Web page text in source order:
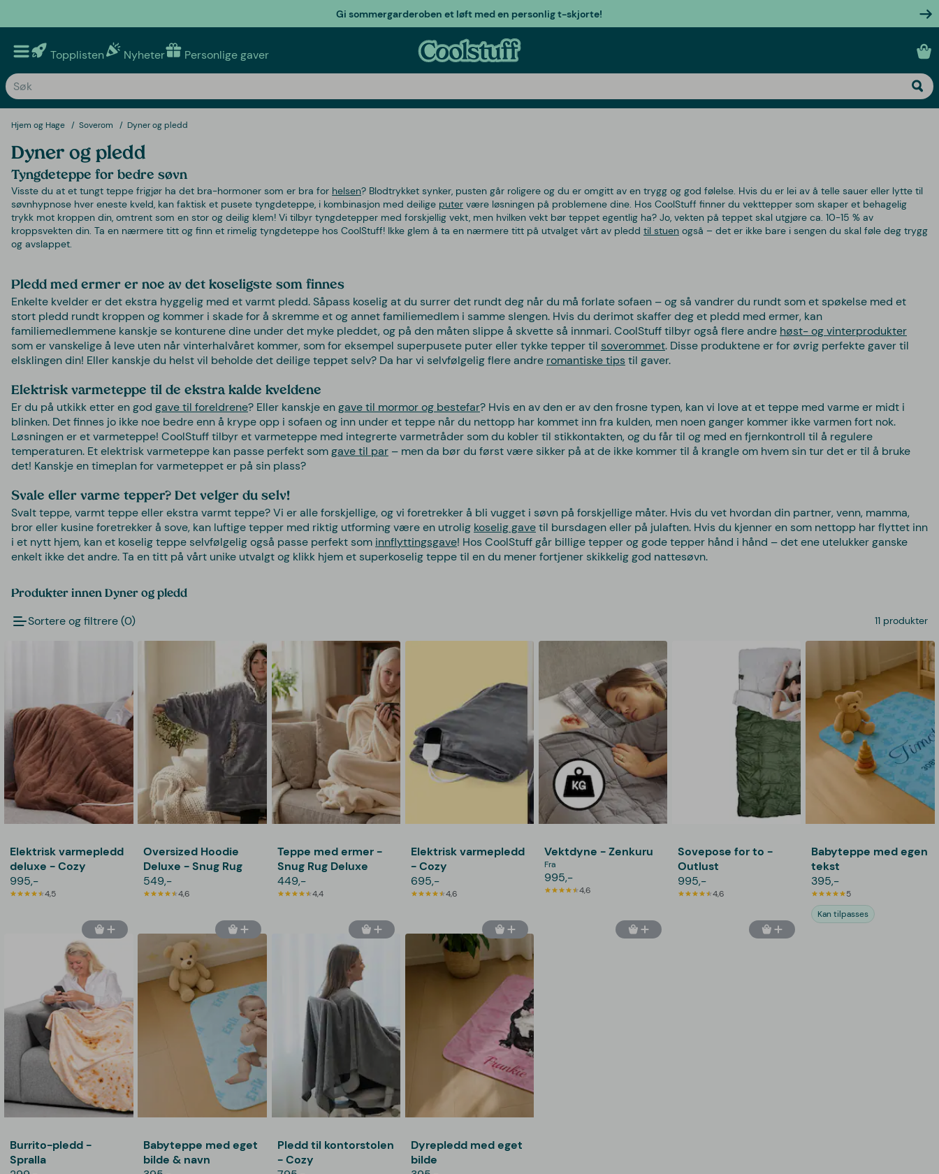
Gi sommergarderoben et løft med en personlig t-skjorte!
Topplisten Nyheter Personlige gaver
Hjem og Hage Soverom Dyner og pledd
Dyner og pledd
Tyngdeteppe for bedre søvn
Visste du at et tungt teppe frigjør ha det bra-hormoner som er bra for helsen? Blodtrykket synker, pusten går roligere og du er omgitt av en trygg og god følelse. Hvis du er lei av å telle sauer eller lytte til
søvnhypnose hver eneste kveld, kan faktisk et pusete tyngdeteppe, i kombinasjon med deilige puter være løsningen på problemene dine. Hos CoolStuff finner du vekttepper som skaper et behagelig
trykk mot kroppen din, omtrent som en stor og deilig klem! Vi tilbyr tyngdetepper med forskjellig vekt, men hvilken vekt bør teppet egentlig ha? Jo, vekten på teppet skal utgjøre ca. 10-15 % av
kroppsvekten din. Ta en nærmere titt og finn et rimelig tyngdeteppe hos CoolStuff! Ikke glem å ta en nærmere titt på utvalget vårt av pledd til stuen også – det er ikke bare i sengen du skal føle deg trygg
og avslappet.
Pledd med ermer er noe av det koseligste som finnes
Enkelte kvelder er det ekstra hyggelig med et varmt pledd. Såpass koselig at du surrer det rundt deg når du må forlate sofaen – og så vandrer du rundt som et spøkelse med et
stort pledd rundt kroppen og kommer i skade for å skremme et og annet familiemedlem i samme slengen. Hvis du derimot skaffer deg et pledd med ermer, kan
familiemedlemmene kanskje se konturene dine under det myke pleddet, og på den måten slippe å skvette så innmari. CoolStuff tilbyr også flere andre høst- og vinterprodukter
som er vanskelige å leve uten når vinterhalvåret kommer, som for eksempel superpusete puter eller tykke tepper til soverommet. Disse produktene er for øvrig perfekte gaver til
elsklingen din! Eller kanskje du helst vil beholde det deilige teppet selv? Da har vi selvfølgelig flere andre romantiske tipstil gaver.
Elektrisk varmeteppe til de ekstra kalde kveldene
Er du på utkikk etter en god gave til foreldrene? Eller kanskje engave til mormor og bestefar? Hvis en av den er av den frosne typen, kan vi love at et teppe med varme er midt i
blinken. Det finnes jo ikke noe bedre enn å krype opp i sofaen og inn under et teppe når du nettopp har kommet inn fra kulden, men noen ganger kommer ikke varmen fort nok.
Løsningen er et varmeteppe! CoolStuff tilbyr et varmeteppe med integrerte varmetråder som du kobler til stikkontakten, og du får til og med en fjernkontroll til å regulere
temperaturen. Et elektrisk varmeteppe kan passe perfekt somgave til par – men da bør du først være sikker på at de ikke kommer til å krangle om hvem sin tur det er til å bruke
det! Kanskje en timeplan for varmeteppet er på sin plass?
Svale eller varme tepper? Det velger du selv!
Svalt teppe, varmt teppe eller ekstra varmt teppe? Vi er alle forskjellige, og vi foretrekker å bli vugget i søvn på forskjellige måter. Hvis du vet hvordan din partner, venn, mamma,
bror eller kusine foretrekker å sove, kan luftige tepper med riktig utforming være en utrolig koselig gavetil bursdagen eller på julaften. Hvis du kjenner en som nettopp har flyttet inn
i et nytt hjem, kan et koselig teppe selvfølgelig også passe perfekt som innflyttingsgave! Hos CoolStuff går billige tepper og gode tepper hånd i hånd – det ene utelukker ganske
enkelt ikke det andre. Ta en titt på vårt unike utvalgt og klikk hjem et superkoselig teppe til en du mener fortjener skikkelig god nattesøvn.
Produkter innen Dyner og pledd
Sortere og filtrere (0) 11 produkter
Elektrisk varmepledd
deluxe - Cozy
995,-
4,5
Oversized Hoodie
Deluxe - Snug Rug
549,-
4,6
Teppe med ermer -
Snug Rug Deluxe
449,-
4,4
Elektrisk varmepledd
- Cozy
695,-
4,6
Vektdyne - Zenkuru
Fra
995,-
4,6
Sovepose for to -
Outlust
995,-
4,6
Babyteppe med egen
tekst
395,-
5
Kan tilpasses
Burrito-pledd -
Spralla
Babyteppe med eget
bilde & navn
Pledd til kontorstolen
- Cozy
Dyrepledd med eget
bilde